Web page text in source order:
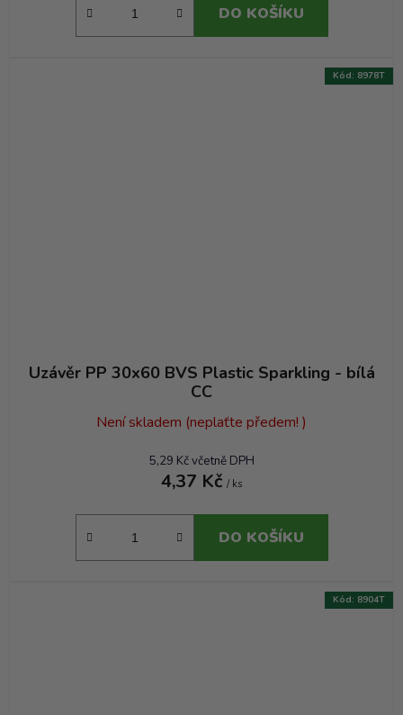
DO KOŠÍKU
Uzávěr PP 30x60 BVS Plastic Sparkling - bílá
CC
Není skladem (neplaťte předem! )
5,29 Kč včetně DPH
4,37 Kč / ks
DO KOŠÍKU
Kód: 8978T
Kód: 8904T